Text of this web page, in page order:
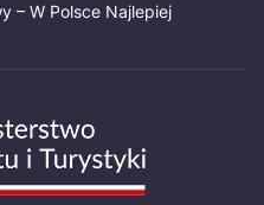
– W Polsce Najlepiej